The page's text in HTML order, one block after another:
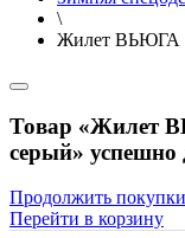
\
Жилет ВЬЮГА
Товар «Жилет
серый» успешно
Продолжить покупки
Перейти в корзину